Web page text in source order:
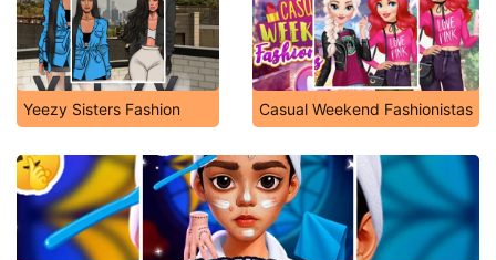
Yeezy Sisters Fashion Casual Weekend Fashionistas